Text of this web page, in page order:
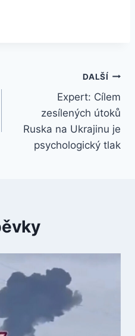
DALŠÍ
Expert: Cílem
zesílených útoků
Ruska na Ukrajinu je
psychologický tlak